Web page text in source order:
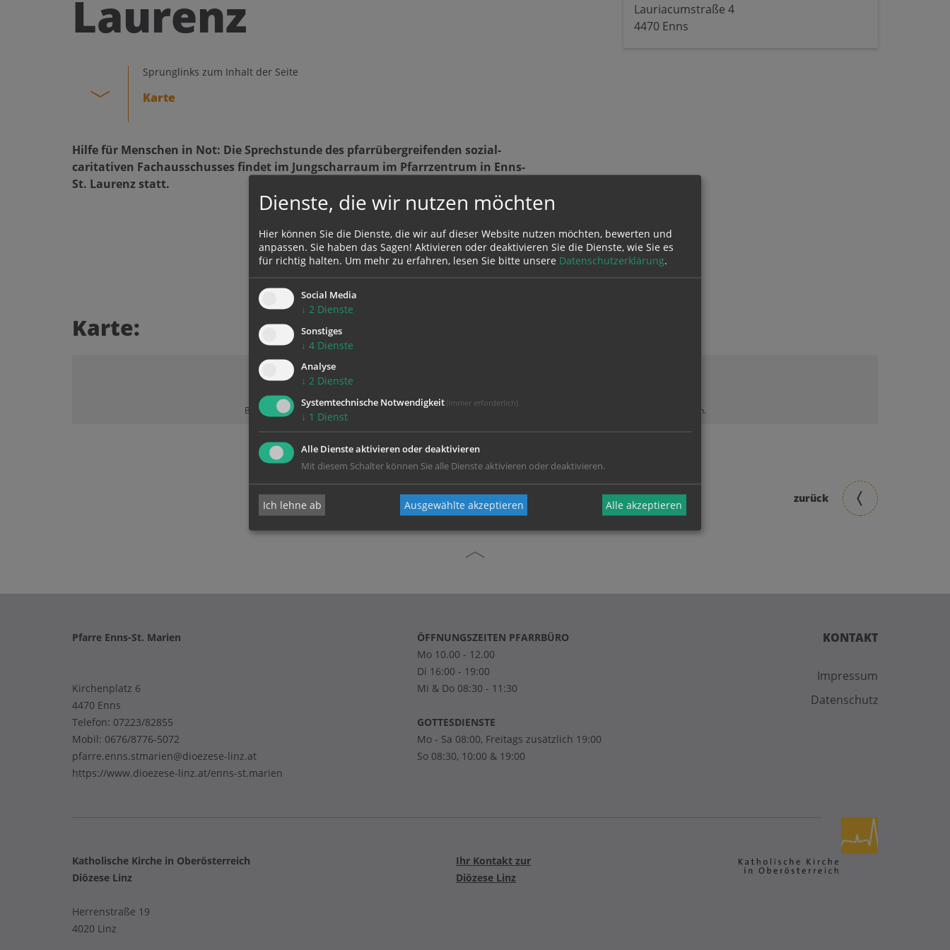
Laurenz
Sprunglinks zum Inhalt der Seite
Karte
Hilfe für Menschen in Not: Die Sprechstunde des pfarrübergreifenden sozial-
caritativen Fachausschusses findet im Jungscharraum im Pfarrzentrum in Enns-
St. Laurenz statt.
Lauriacumstraße 4
4470 Enns
Karte:
Bitte akzeptieren Sie
Cookies von Google Maps und laden Sie die Seite neu , um diesen Inhalt sehen zu können.
zurück
KONTAKT
Impressum
Datenschutz
Pfarre Enns-St. Marien
Kirchenplatz 6
4470 Enns
Telefon: 07223/82855
Mobil: 0676/8776-5072
pfarre.enns.stmarien@dioezese-linz.at
https://www.dioezese-linz.at/enns-st.marien
ÖFFNUNGSZEITEN PFARRBÜRO
Mo 10.00 - 12.00
Di 16:00 - 19:00
Mi & Do 08:30 - 11:30
GOTTESDIENSTE
Mo - Sa 08:00, Freitags zusätzlich 19:00
So 08:30, 10:00 & 19:00
Katholische Kirche in Oberösterreich
Diözese Linz
Herrenstraße 19
4020 Linz
Ihr Kontakt zur
Diözese Linz
Dienste, die wir nutzen möchten
Hier können Sie die Dienste, die wir auf dieser Website nutzen möchten, bewerten und
anpassen. Sie haben das Sagen! Aktivieren oder deaktivieren Sie die Dienste, wie Sie es
für richtig halten. Um mehr zu erfahren, lesen Sie bitte unsere Datenschutzerklärung.
Social Media
↓ 2 Dienste
Sonstiges
↓ 4 Dienste
Analyse
↓ 2 Dienste
Systemtechnische Notwendigkeit (immer erforderlich)
↓ 1 Dienst
Alle Dienste aktivieren oder deaktivieren
Mit diesem Schalter können Sie alle Dienste aktivieren oder deaktivieren.
Ich lehne ab Ausgewählte akzeptieren Alle akzeptieren